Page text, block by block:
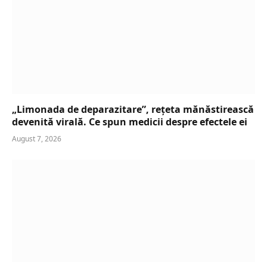
„Limonada de deparazitare”, rețeta mănăstirească
devenită virală. Ce spun medicii despre efectele ei
August 7, 2026